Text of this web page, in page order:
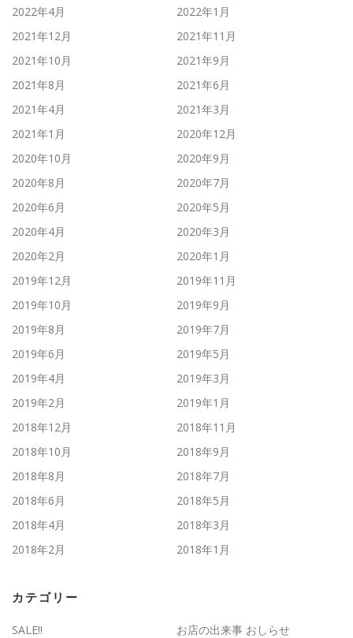
2022年4月
2022年1月
2021年12月
2021年11月
2021年10月
2021年9月
2021年8月
2021年6月
2021年4月
2021年3月
2021年1月
2020年12月
2020年10月
2020年9月
2020年8月
2020年7月
2020年6月
2020年5月
2020年4月
2020年3月
2020年2月
2020年1月
2019年12月
2019年11月
2019年10月
2019年9月
2019年8月
2019年7月
2019年6月
2019年5月
2019年4月
2019年3月
2019年2月
2019年1月
2018年12月
2018年11月
2018年10月
2018年9月
2018年8月
2018年7月
2018年6月
2018年5月
2018年4月
2018年3月
2018年2月
2018年1月
カテゴリー
SALE!!
お店の出来事 おしらせ